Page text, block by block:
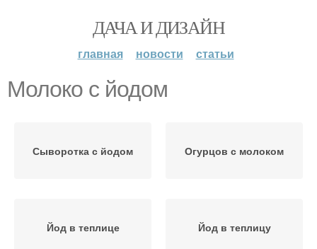
ДАЧА И ДИЗАЙН
главная новости статьи
Молоко с йодом
Сыворотка с йодом Огурцов с молоком
Йод в теплице Йод в теплицу